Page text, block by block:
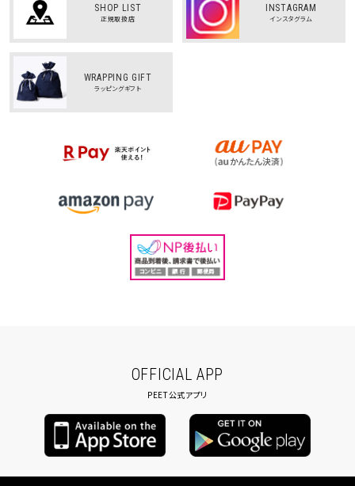
SHOP LIST
正規取扱店
INSTAGRAM
インスタグラム
WRAPPING GIFT
ラッピングギフト
OFFICIAL APP
PEET公式アプリ